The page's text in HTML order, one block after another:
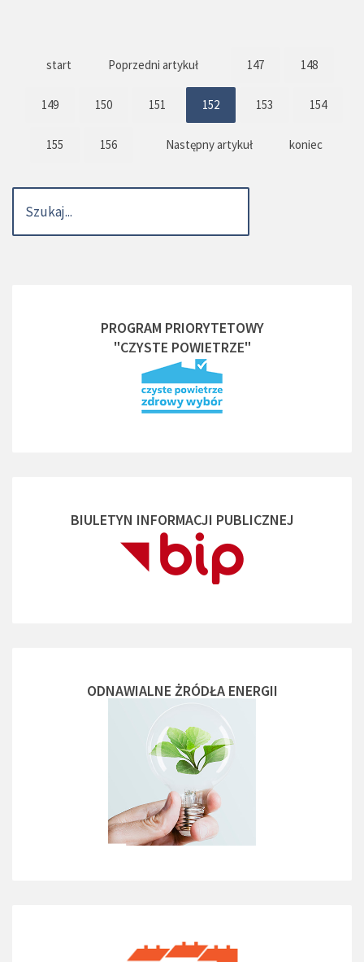
start Poprzedni artykuł 147 148
149 150 151 152 153 154
155 156 Następny artykuł koniec
PROGRAM PRIORYTETOWY
"CZYSTE POWIETRZE"
BIULETYN INFORMACJI PUBLICZNEJ
ODNAWIALNE ŻRÓDŁA ENERGII